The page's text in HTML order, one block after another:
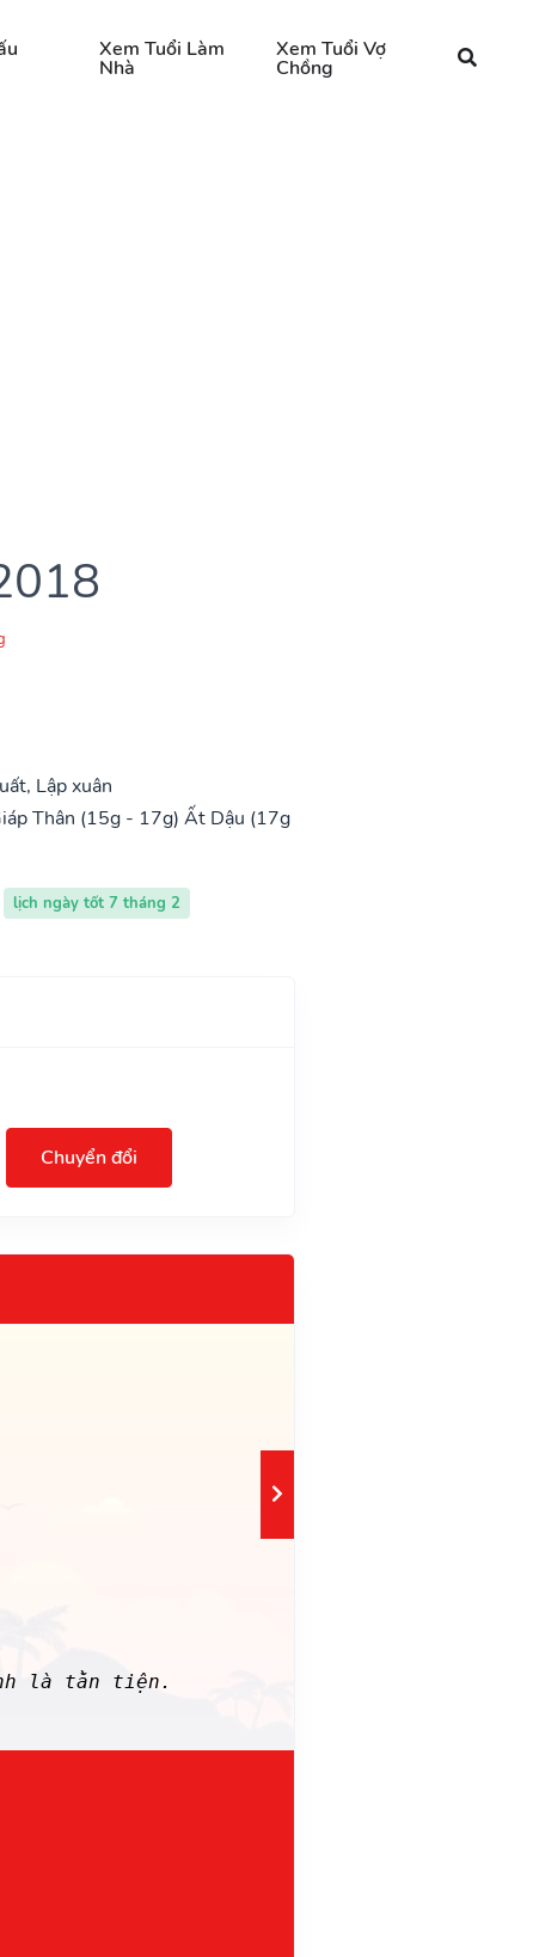
Xem Tuổi Làm
Nhà
Xem Tuổi Vợ
Chồng
Lập xuân
Thân (15g - 17g) Ất Dậu (17g
lịch ngày tốt 7 tháng 2
Chuyển đổi
là tằn tiện.